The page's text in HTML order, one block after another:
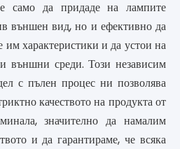
само да придаде на лампите
външен вид, но и ефективно да
характеристики и да устои на
външни среди. Този независим
с пълен процес ни позволява
качеството на продукта от
значително да намалим
и да гарантираме, че всяка